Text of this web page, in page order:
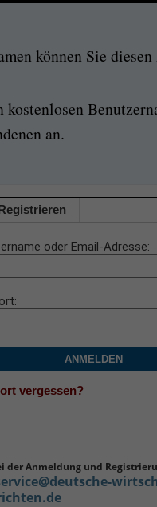
können Sie
an.
oder Email-Adresse
ANMELDEN
vergessen?
der Anmeldung und